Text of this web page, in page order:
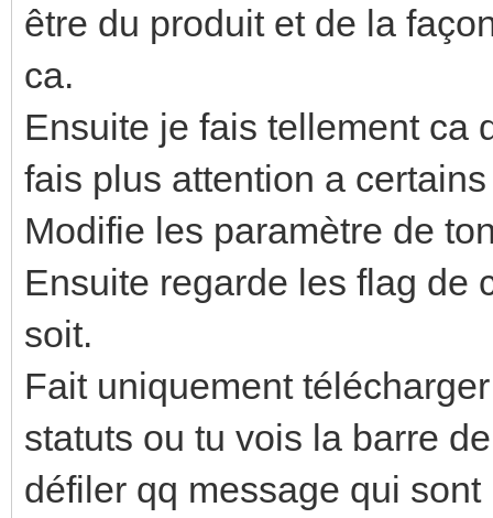
être du produit et de la
ca.
Ensuite je fais tellement ca
fais plus attention a
Modifie les paramètre de
Ensuite regarde les flag de
soit.
Fait uniquement
statuts ou tu vois la barre
défiler qq message qui sont